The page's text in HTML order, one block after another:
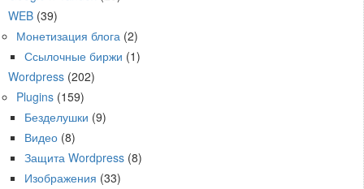
WEB (39)
Монетизация блога (2)
Ссылочные биржи (1)
Wordpress (202)
Plugins (159)
Безделушки (9)
Видео (8)
Защита Wordpress (8)
Изображения (33)